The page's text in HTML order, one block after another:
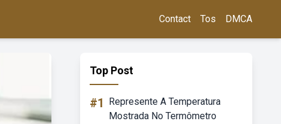
Contact Tos DMCA
Top Post
#1
Represente A Temperatura
Mostrada No Termômetro